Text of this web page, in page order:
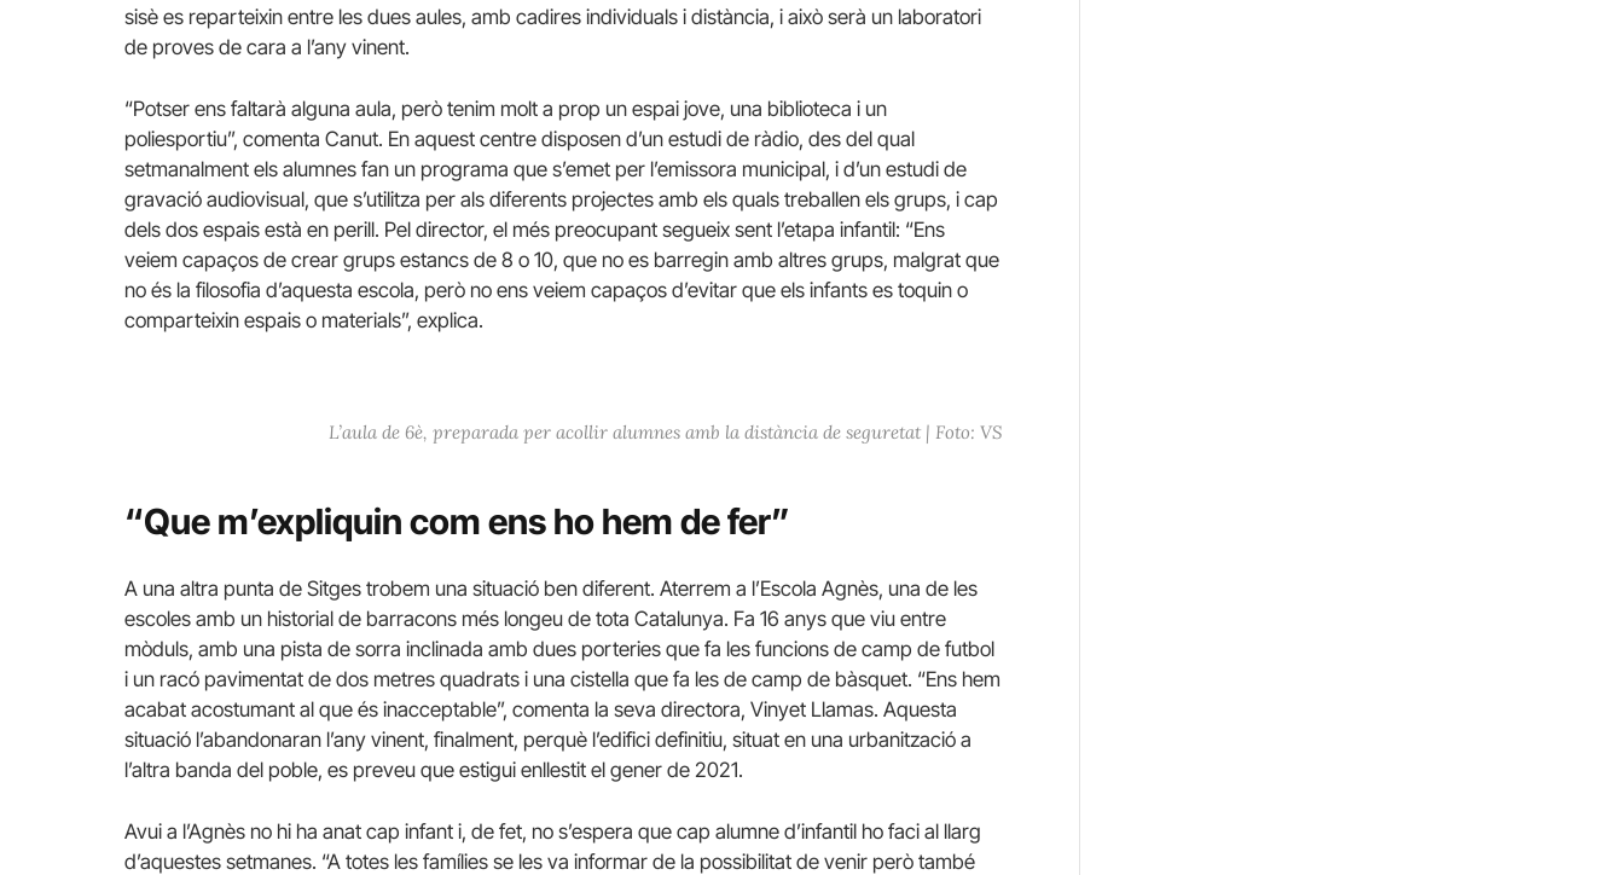
sisè es reparteixin entre les dues aules, amb cadires individuals i distància, i això serà un laboratori
de proves de cara a l’any vinent.
“Potser ens faltarà alguna aula, però tenim molt a prop un espai jove, una biblioteca i un
poliesportiu”, comenta Canut. En aquest centre disposen d’un estudi de ràdio, des del qual
setmanalment els alumnes fan un programa que s’emet per l’emissora municipal, i d’un estudi de
gravació audiovisual, que s’utilitza per als diferents projectes amb els quals treballen els grups, i cap
dels dos espais està en perill. Pel director, el més preocupant segueix sent l’etapa infantil: “Ens
veiem capaços de crear grups estancs de 8 o 10, que no es barregin amb altres grups, malgrat que
no és la filosofia d’aquesta escola, però no ens veiem capaços d’evitar que els infants es toquin o
comparteixin espais o materials”, explica.
L’aula de 6è, preparada per acollir alumnes amb la distància de seguretat | Foto: VS
“Que m’expliquin com ens ho hem de fer”
A una altra punta de Sitges trobem una situació ben diferent. Aterrem a l’Escola Agnès, una de les
escoles amb un historial de barracons més longeu de tota Catalunya. Fa 16 anys que viu entre
mòduls, amb una pista de sorra inclinada amb dues porteries que fa les funcions de camp de futbol
i un racó pavimentat de dos metres quadrats i una cistella que fa les de camp de bàsquet. “Ens hem
acabat acostumant al que és inacceptable”, comenta la seva directora, Vinyet Llamas. Aquesta
situació l’abandonaran l’any vinent, finalment, perquè l’edifici definitiu, situat en una urbanització a
l’altra banda del poble, es preveu que estigui enllestit el gener de 2021.
Avui a l’Agnès no hi ha anat cap infant i, de fet, no s’espera que cap alumne d’infantil ho faci al llarg
d’aquestes setmanes. “A totes les famílies se les va informar de la possibilitat de venir però també